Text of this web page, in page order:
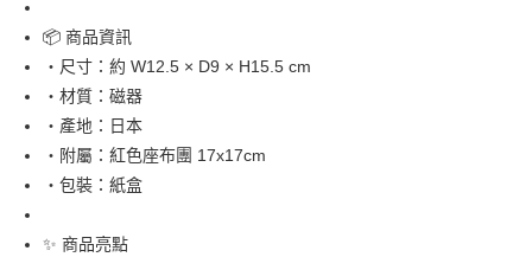
匯豐（台灣）商業銀行
聯邦商業銀行
元大商業銀行
永豐商業銀行
玉山商業銀行
台新國際商業銀行
台灣樂天信用卡公司
街口支付
Google Pay
📦 商品資訊
・尺寸：約 W12.5 × D9 × H15.5 cm
・材質：磁器
・產地：日本
・附屬：紅色座布團 17x17cm
・包裝：紙盒
✨ 商品亮點